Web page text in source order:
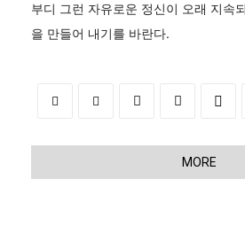
부디 그런 자유로운 정신이 오래 지속
을 만들어 내기를 바란다.
MORE